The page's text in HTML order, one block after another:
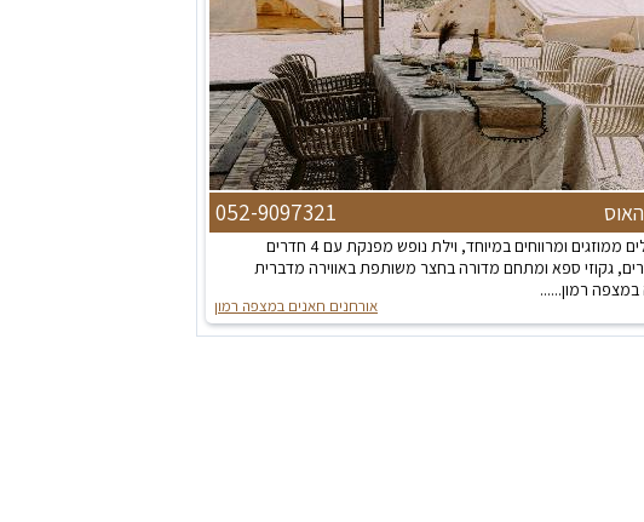
052-9097321
3 אוהלים ממוזגים ומרווחים במיוחד, וילת נופש מפנקת עם 4 חדרים
גקוזי ספא ומתחם מדורה בחצר משותפת באווירה מדברית
רמון......
אורחנים חאנים במצפה רמון